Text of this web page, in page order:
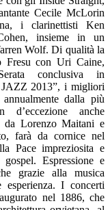
Cecile McLorin
i clarinettisti Ken
insieme in un
Wolf. Di qualità la
Fresu con Uri Caine,
conclusiva in
2013”, i migliori
dalla più
d’eccezione anche
da Lorenzo Maitani e
farà da cornice nel
Pace impreziosita e
Espressione e
grazie alla musica
esperienza. I concerti
nel 1886, che